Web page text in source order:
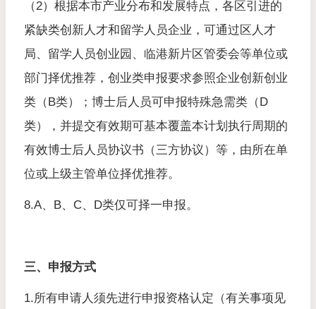
（2）根据本市产业分布和发展特点，各区引进的
紧缺类创新人才和留学人员企业，可通过区人才
局、留学人员创业园、临港新片区管委会等单位或
部门择优推荐，创业类申报要求参照企业创新创业
类（B类）；博士后人员可申报特殊急需类（D
类），并提交有效期可基本覆盖本计划执行周期的
有效博士后人员协议书（三方协议）等，由所在单
位或上级主管单位择优推荐。
8.A、B、C、D类仅可择一申报。
三、申报方式
1.所有申请人须先进行申报资格认定（有关事项见